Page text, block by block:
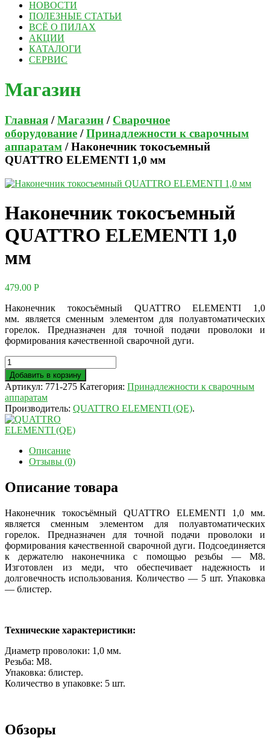
НОВОСТИ
ПОЛЕЗНЫЕ СТАТЬИ
ВСЁ О ПИЛАХ
АКЦИИ
КАТАЛОГИ
СЕРВИС
Магазин
Главная /Магазин / Сварочное
оборудование /Принадлежности к сварочным
аппаратам / Наконечник токосъемный
QUATTRO ELEMENTI 1,0 мм
Наконечник токосъемный
QUATTRO ELEMENTI 1,0
мм
479.00 Р
Наконечник токосъёмный QUATTRO ELEMENTI 1,0
мм. является сменным элементом для полуавтоматических
горелок. Предназначен для точной подачи проволоки и
формирования качественной сварочной дуги.
Добавить в корзину
Артикул: 771-275 Категория: Принадлежности к сварочным
аппаратам
Производитель: QUATTRO ELEMENTI (QE).
Описание
Отзывы (0)
Описание товара
Наконечник токосъёмный QUATTRO ELEMENTI 1,0 мм.
является сменным элементом для полуавтоматических
горелок. Предназначен для точной подачи проволоки и
формирования качественной сварочной дуги. Подсоединяется
к держателю наконечника с помощью резьбы — М8.
Изготовлен из меди, что обеспечивает надежность и
долговечность использования. Количество — 5 шт. Упаковка
— блистер.
Технические характеристики:
Диаметр проволоки: 1,0 мм.
Резьба: М8.
Упаковка: блистер.
Количество в упаковке: 5 шт.
Обзоры